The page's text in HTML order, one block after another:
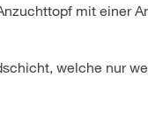
mit einer
welche nur